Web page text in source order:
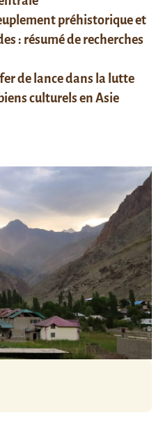
préhistorique et
: résumé de recherches
de lance dans la lutte
culturels en Asie